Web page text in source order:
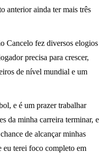
anterior ainda ter mais três
Cancelo fez diversos elogios
precisa para crescer,
de nível mundial e um
e é um prazer trabalhar
da minha carreira terminar, e
de alcançar minhas
terei foco completo em